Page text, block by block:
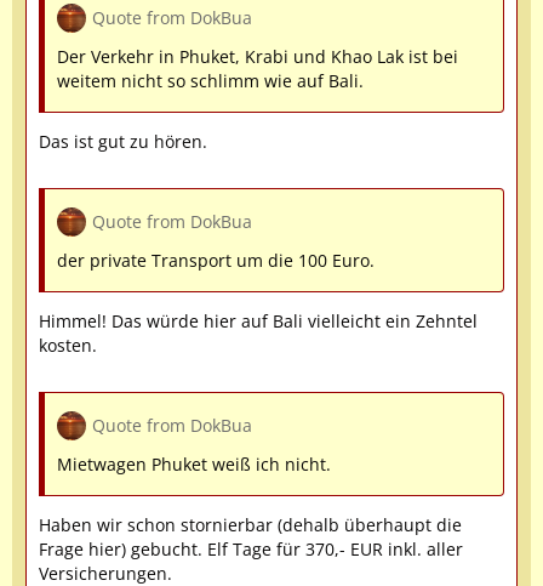
Quote from DokBua
Der Verkehr in Phuket, Krabi und Khao Lak ist bei
weitem nicht so schlimm wie auf Bali.
Das ist gut zu hören.
Quote from DokBua
der private Transport um die 100 Euro.
Himmel! Das würde hier auf Bali vielleicht ein Zehntel
kosten.
Quote from DokBua
Mietwagen Phuket weiß ich nicht.
Haben wir schon stornierbar (dehalb überhaupt die
Frage hier) gebucht. Elf Tage für 370,- EUR inkl. aller
Versicherungen.